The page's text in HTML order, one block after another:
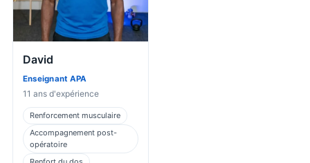
David
Enseignant APA
11 ans d'expérience
Renforcement musculaire
Accompagnement post-
opératoire